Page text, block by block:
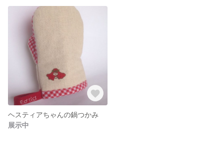
ヘスティアちゃんの鍋つかみ
展示中